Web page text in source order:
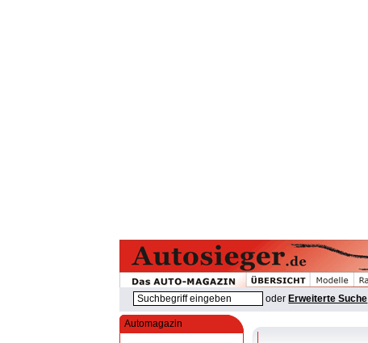
oder Erweiterte Suche
Automagazin